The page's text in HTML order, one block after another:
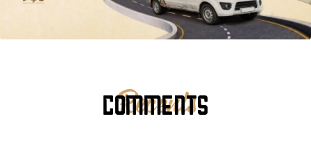
Recents
COMMENTS